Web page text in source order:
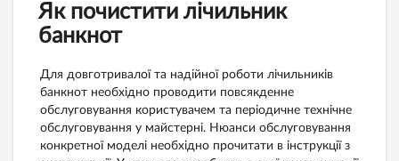
Як почистити лічильник
банкнот
Для довготривалої та надійної роботи лічильників
банкнот необхідно проводити повсякденне
обслуговування користувачем та періодичне технічне
обслуговування у майстерні. Нюанси обслуговування
конкретної моделі необхідно прочитати в інструкції з